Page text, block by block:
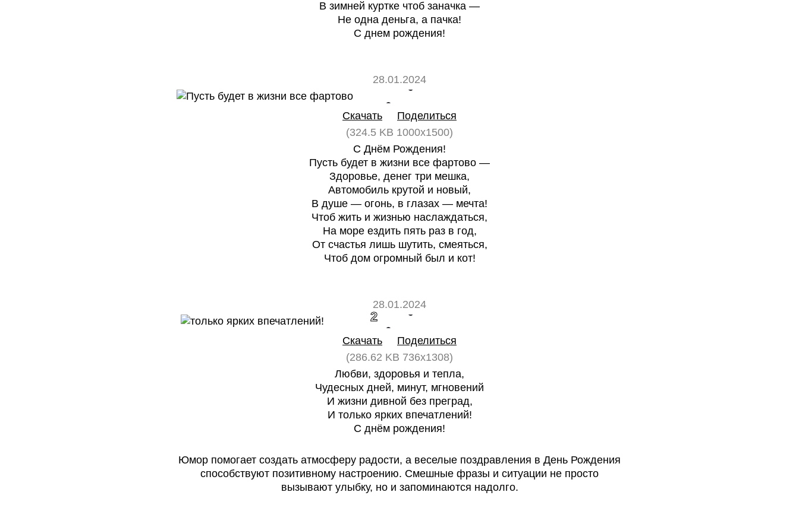
В зимней куртке чтоб заначка —
Не одна деньга, а пачка!
С днем рождения!
28.01.2024
Скачать
Поделиться
(324.5 KB 1000x1500)
С Днём Рождения!
Пусть будет в жизни все фартово —
Здоровье, денег три мешка,
Автомобиль крутой и новый,
В душе — огонь, в глазах — мечта!
Чтоб жить и жизнью наслаждаться,
На море ездить пять раз в год,
От счастья лишь шутить, смеяться,
Чтоб дом огромный был и кот!
28.01.2024
2
Скачать
Поделиться
(286.62 KB 736x1308)
Любви, здоровья и тепла,
Чудесных дней, минут, мгновений
И жизни дивной без преград,
И только ярких впечатлений!
С днём рождения!
Юмор помогает создать атмосферу радости, а веселые поздравления в День Рождения
способствуют позитивному настроению. Смешные фразы и ситуации не просто
вызывают улыбку, но и запоминаются надолго.